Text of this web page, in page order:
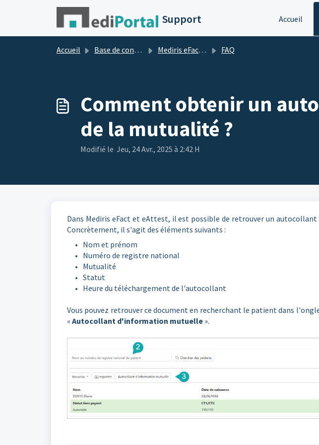
Passer au contenu principal
Support Accueil
Accueil Base de connaissances Mediris eFact / eAttest FAQ
Comment obtenir un
de la mutualité ?
Modifié le Jeu, 24 Avr., 2025 à 2:42 H
Dans Mediris eFact et eAttest, il est possible de retrouver un
Concrètement, il s'agit des éléments suivants :
Nom et prénom
Numéro de registre national
Mutualité
Statut
Heure du téléchargement de l'autocollant
Vous pouvez retrouver ce document en recherchant le patient dans
« Autocollant d'information mutuelle ».